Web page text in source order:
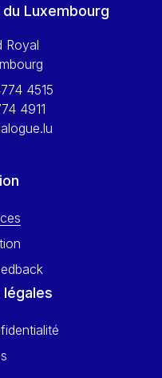
Luxembourg
Royal
4515
4911